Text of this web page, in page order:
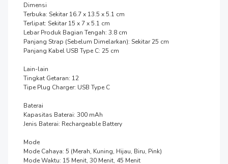
Dimensi
Terbuka: Sekitar 16.7 x 13.5 x 5.1 cm
Terlipat: Sekitar 15 x 7 x 5.1 cm
Lebar Produk Bagian Tengah: 3.8 cm
Panjang Strap (Sebelum Dimelarkan): Sekitar 25 cm
Panjang Kabel USB Type C: 25 cm
Lain-lain
Tingkat Getaran: 12
Tipe Plug Charger: USB Type C
Baterai
Kapasitas Baterai: 300 mAh
Jenis Baterai: Rechargeable Battery
Mode
Mode Cahaya: 5 (Merah, Kuning, Hijau, Biru, Pink)
Mode Waktu: 15 Menit, 30 Menit, 45 Menit